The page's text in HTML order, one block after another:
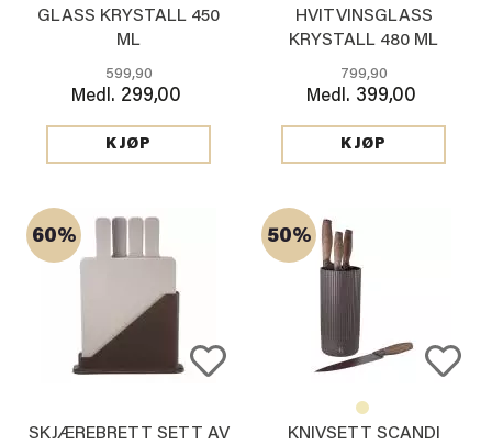
GLASS KRYSTALL 450
ML
599,90
Medl. 299,00
KJØP
HVITVINSGLASS
KRYSTALL 480 ML
799,90
Medl. 399,00
KJØP
60%
SKJÆREBRETT SETT AV
50%
KNIVSETT SCANDI